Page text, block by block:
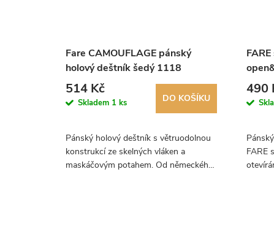
Fare CAMOUFLAGE pánský
holový deštník šedý 1118
514 Kč
Skladem 1 ks DO KOŠÍKU
Pánský holový deštník s větruodolnou
konstrukcí ze skelných vláken a
maskáčovým potahem. Od německého
490
FARE